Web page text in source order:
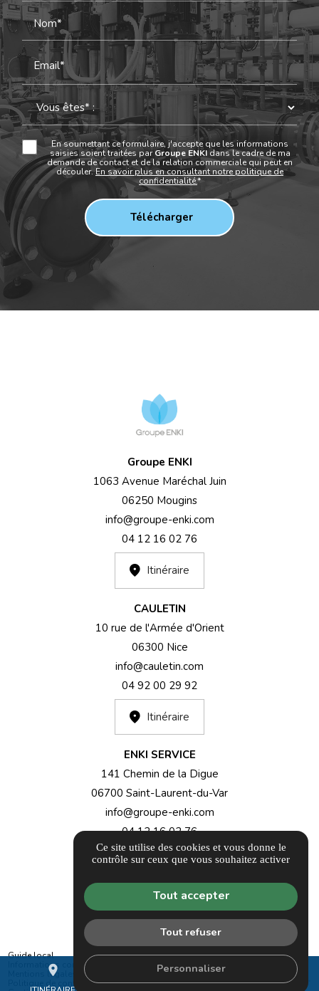
Nom*
Email*
En soumettant ce formulaire, j'accepte que les informations
saisies soient traitées parGroupe ENKIdans le cadre de ma
demande de contact et de la relation commerciale qui peut en
découler.En savoir plus en consultant notre politique de
confidentialité.*
place mail
Groupe ENKI
1063 Avenue Maréchal Juin
06250 Mougins
info@groupe-enki.com
04 12 16 02 76
Itinéraire
CAULETIN
10 rue de l'Armée d'Orient
06300 Nice
info@cauletin.com
04 92 00 29 92
Itinéraire
ENKI SERVICE
141 Chemin de la Digue
06700 Saint-Laurent-du-Var
info@groupe-enki.com
04 12 16 02 76
Itinéraire
Guide local
Informations complémentaires
Mentions légales
Politique de confidentialité
Ce site utilise des cookies et vous donne le
contrôle sur ceux que vous souhaitez activer
Tout accepter
Tout refuser
Personnaliser